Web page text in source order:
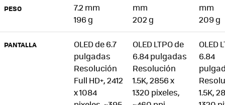
PESO
7.2 mm
196 g
mm
202 g
mm
209 g
PANTALLA
OLED de 6.7
pulgadas
Resolución
Full HD+, 2412
x 1084
OLED LTPO de
6.84 pulgadas
Resolución
1.5K, 2856 x
1320 pixeles,
OLED
6.84
1.5K,